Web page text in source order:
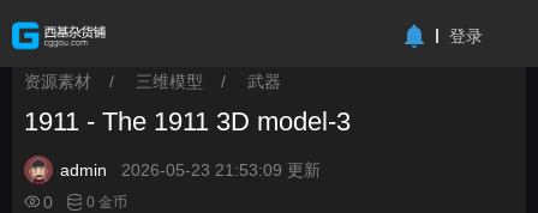
登录
资源素材 / 三维模型 / 武器
1911 - The 1911 3D model-3
admin
2026-05-23 21:53:09 更新
0
0 金币